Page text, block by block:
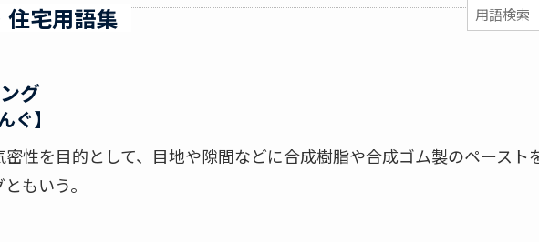
住宅用語集
グ
ぐ】
密性を目的として、目地や隙間などに合成樹脂や合成ゴム製のペースト
もいう。